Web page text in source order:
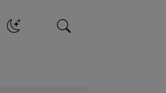
Hledat